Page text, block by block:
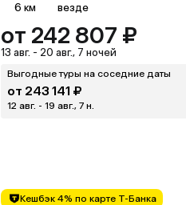
6 км везде
от 242 807 ₽
13 авг. - 20 авг., 7 ночей
Выгодные туры на соседние даты
от 243 141 ₽
12 авг. - 19 авг., 7 н.
Кешбэк 4% по карте Т-Банка